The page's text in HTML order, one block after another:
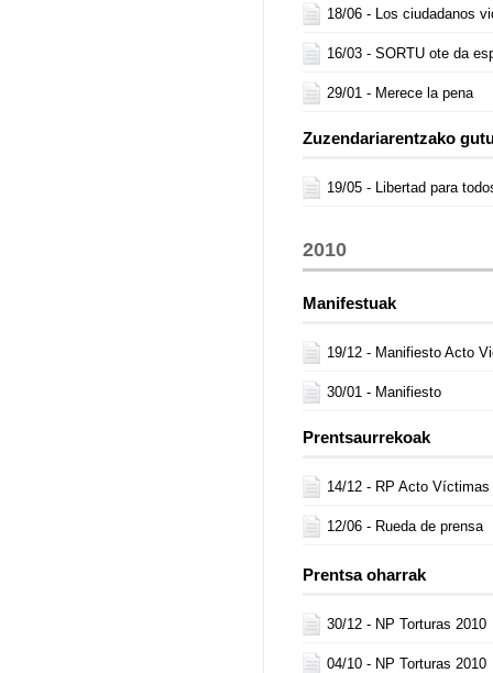
18/06 - Los ciudadanos
16/03 - SORTU ote da
29/01 - Merece la pena
Zuzendariarentzako
19/05 - Libertad para
2010
Manifestuak
19/12 - Manifiesto Acto
30/01 - Manifiesto
Prentsaurrekoak
14/12 - RP Acto Víctimas
12/06 - Rueda de prensa
Prentsa oharrak
30/12 - NP Torturas 2010
04/10 - NP Torturas 2010